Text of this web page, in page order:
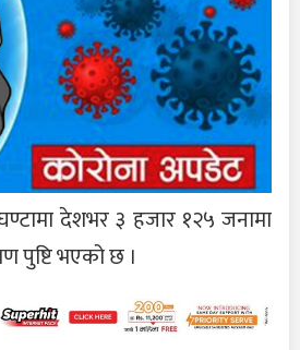
देशभर ३ हजार १२५ जनामा
पुष्टि भएको छ ।